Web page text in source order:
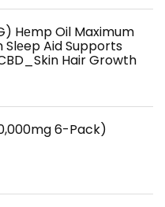
Hеmp Oil Maximum
Aid Supports
Hair Growth
6-Pack)